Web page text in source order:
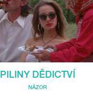
PILINY DĚDICTVÍ
NÁZOR